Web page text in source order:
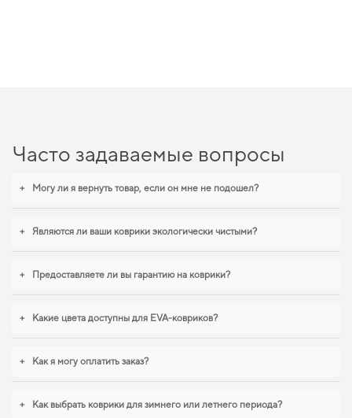
Часто задаваемые вопросы
+ Могу ли я вернуть товар, если он мне не подошел?
+ Являются ли ваши коврики экологически чистыми?
+ Предоставляете ли вы гарантию на коврики?
+ Какие цвета доступны для EVA-ковриков?
+ Как я могу оплатить заказ?
+ Как выбрать коврики для зимнего или летнего периода?